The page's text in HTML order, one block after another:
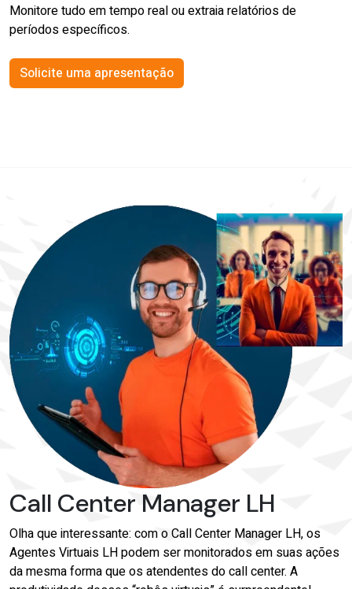
Monitore tudo em tempo real ou extraia relatórios de
períodos específicos.
Solicite uma apresentação
Call Center Manager LH
Olha que interessante: com o Call Center Manager LH, os
Agentes Virtuais LH podem ser monitorados em suas ações
da mesma forma que os atendentes do call center. A